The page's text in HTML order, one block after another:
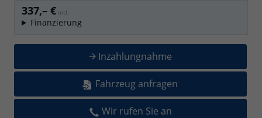
337,– € mtl.
Finanzierung
Inzahlungnahme
Fahrzeug anfragen
Wir rufen Sie an